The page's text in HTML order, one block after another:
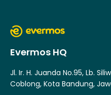
Evermos HQ
Jl. Ir. H. Juanda No.95, Lb.
Coblong, Kota Bandung,